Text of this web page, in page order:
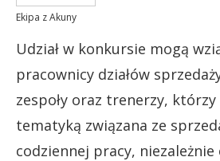
Ekipa z Akuny
Udział w konkursie mogą
pracownicy działów
zespoły oraz trenerzy,
tematyką związana ze
codziennej pracy, niezależnie